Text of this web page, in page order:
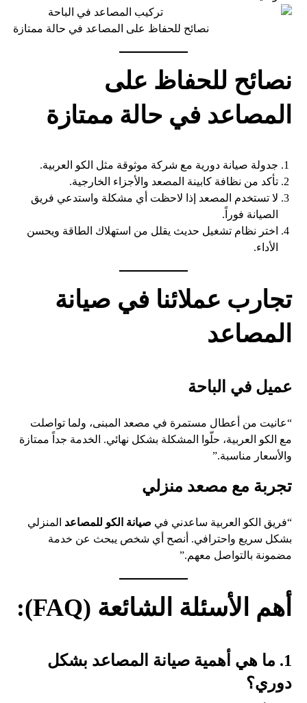
نصائح للحفاظ على المصاعد في حالة ممتازة
نصائح للحفاظ على
المصاعد في حالة ممتازة
جدولة صيانة دورية مع شركة موثوقة مثل الكو العربية.
تأكد من نظافة كابينة المصعد والأجزاء الخارجية.
لا تستخدم المصعد إذا لاحظت أي مشكلة واستدعي فريق
الصيانة فوراً.
اختر نظام تشغيل حديث يقلل من استهلاك الطاقة ويحسن
الأداء.
تجارب عملائنا في صيانة
المصاعد
عميل في الباحة
“عانيت من أعطال مستمرة في مصعد المبنى، ولما تواصلت
مع الكو العربية، حلّوا المشكلة بشكل نهائي. الخدمة جداً ممتازة
والأسعار مناسبة.”
تجربة مع مصعد منزلي
“فريق الكو العربية ساعدني في صيانة الكو للمصاعد المنزلي
بشكل سريع واحترافي. أنصح أي شخص يبحث عن خدمة
مضمونة بالتواصل معهم.”
أهم الأسئلة الشائعة (FAQ):
1. ما هي أهمية صيانة المصاعد بشكل
دوري؟